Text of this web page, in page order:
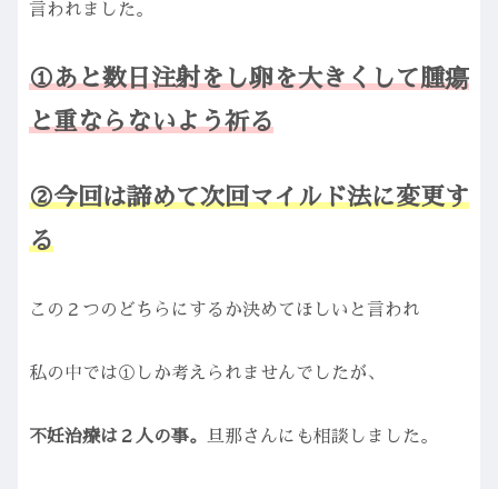
言われました。
①あと数日注射をし卵を大きくして腫瘍
と重ならないよう祈る
②今回は諦めて次回マイルド法に変更す
る
この２つのどちらにするか決めてほしいと言われ
私の中では①しか考えられませんでしたが、
不妊治療は２人の事。 旦那さんにも相談しました。